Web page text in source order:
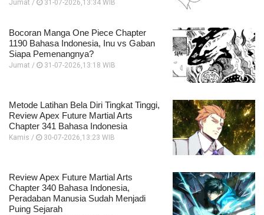
Jumat / 31-07-2026,13:34 WIB
Bocoran Manga One Piece Chapter
1190 Bahasa Indonesia, Inu vs Gaban
Siapa Pemenangnya?
Jumat / 31-07-2026,13:18 WIB
Metode Latihan Bela Diri Tingkat Tinggi,
Review Apex Future Martial Arts
Chapter 341 Bahasa Indonesia
Kamis / 30-07-2026,13:23 WIB
Review Apex Future Martial Arts
Chapter 340 Bahasa Indonesia,
Peradaban Manusia Sudah Menjadi
Puing Sejarah